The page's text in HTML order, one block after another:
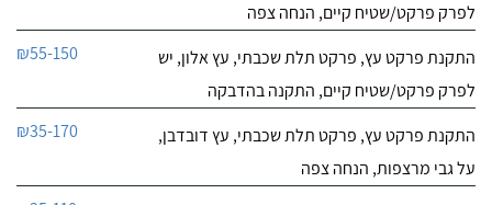
לפרק פרקט/שטיח קיים, הנחה צפה
התקנת פרקט עץ, פרקט תלת שכבתי, עץ אלון, יש
לפרק פרקט/שטיח קיים, התקנה בהדבקה
₪55-150
התקנת פרקט עץ, פרקט תלת שכבתי, עץ דובדבן,
על גבי מרצפות, הנחה צפה
₪35-170